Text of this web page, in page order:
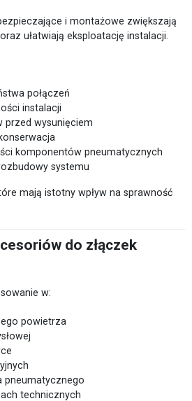
i montażowe zwiększają
ułatwiają eksploatację instalacji.
połączeń
instalacji
przed wysunięciem
komponentów pneumatycznych
systemu
mają istotny wpływ na sprawność
do złączek
w:
powietrza
pneumatycznego
technicznych